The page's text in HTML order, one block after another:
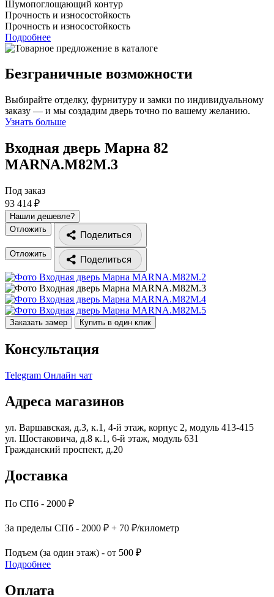
Шумопоглощающий контур
Прочность и износостойкость
Прочность и износостойкость
Подробнее
Безграничные возможности
Выбирайте отделку, фурнитуру и замки по индивидуальному
заказу — и мы создадим дверь точно по вашему желанию.
Узнать больше
Входная дверь Марна 82
MARNA.M82M.3
Под заказ
93 414 ₽
Нашли дешевле?
Отложить
Поделиться
Отложить
Поделиться
Заказать замер Купить в один клик
Консультация
Telegram Онлайн чат
Адреса магазинов
ул. Варшавская, д.3, к.1, 4-й этаж, корпус 2, модуль 413-415
ул. Шостаковича, д.8 к.1, 6-й этаж, модуль 631
Гражданский проспект, д.20
Доставка
По СПб - 2000 ₽
За пределы СПб - 2000 ₽ + 70 ₽/километр
Подъем (за один этаж) - от 500 ₽
Подробнее
Оплата